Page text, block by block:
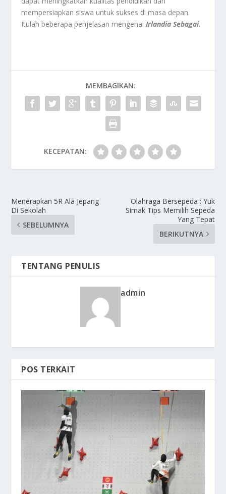
mempersiapkan siswa untuk sukses di masa depan.
Itulah beberapa penjelasan mengenaiIrlandia Sebagai.
MEMBAGIKAN:
KECEPATAN:
Menerapkan 5R Ala Jepang
Di Sekolah
SEBELUMNYA
Olahraga Bersepeda : Yuk
Simak Tips Memilih Sepeda
Yang Tepat
BERIKUTNYA
TENTANG PENULIS
admin
POS TERKAIT